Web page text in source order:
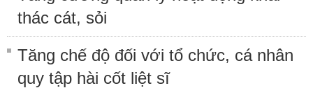
thác cát, sỏi
Tăng chế độ đối với tổ chức, cá nhân
quy tập hài cốt liệt sĩ